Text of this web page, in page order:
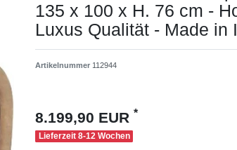
135 x 100 x H. 76 cm -
Luxus Qualität - Made in
Artikelnummer 112944
8.199,90 EUR *
Lieferzeit 8-12 Wochen